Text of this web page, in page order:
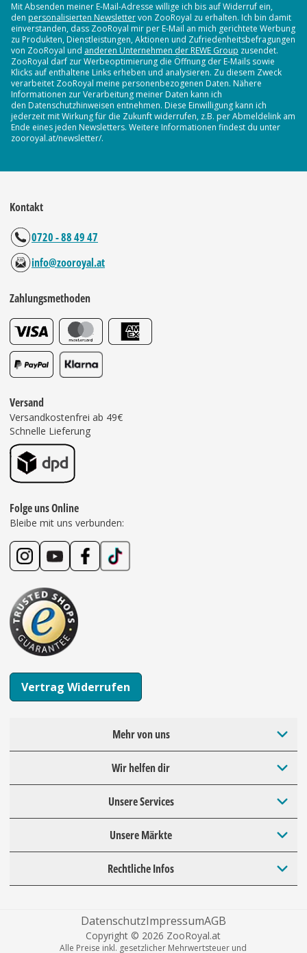
Mit Absenden meiner E-Mail-Adresse willige ich bis auf Widerruf ein,
den personalisierten Newslettervon ZooRoyal zu erhalten. Ich bin damit
einverstanden, dass ZooRoyal mir per E-Mail an mich gerichtete Werbung
zu Produkten, Dienstleistungen, Aktionen und Zufriedenheitsbefragungen
von ZooRoyal und anderen Unternehmen der REWE Group zusendet.
ZooRoyal darf zur Werbeoptimierung die Öffnung der E-Mails sowie
Klicks auf enthaltene Links erheben und analysieren. Zu diesem Zweck
verarbeitet ZooRoyal meine personenbezogenen Daten. Nähere
Informationen zur Verarbeitung meiner Daten kann ich
den Datenschutzhinweisen entnehmen. Diese Einwilligung kann ich
jederzeit mit Wirkung für die Zukunft widerrufen, z.B. per Abmeldelink am
Ende eines jeden Newsletters. Weitere Informationen findest du unter
zooroyal.at/newsletter/.
Kontakt
0720 - 88 49 47
info@zooroyal.at
Zahlungsmethoden
Versand
Versandkostenfrei ab 49€
Schnelle Lieferung
Folge uns Online
Bleibe mit uns verbunden:
Vertrag Widerrufen
Mehr von uns
Wir helfen dir
Unsere Services
Unsere Märkte
Rechtliche Infos
DatenschutzImpressumAGB
Copyright © 2026 ZooRoyal.at
Alle Preise inkl. gesetzlicher Mehrwertsteuer und